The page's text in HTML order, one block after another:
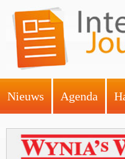
Nieuws Agenda